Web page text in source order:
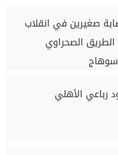
صغيرين في انقلاب
الصحراوي
رباعي الأهلي